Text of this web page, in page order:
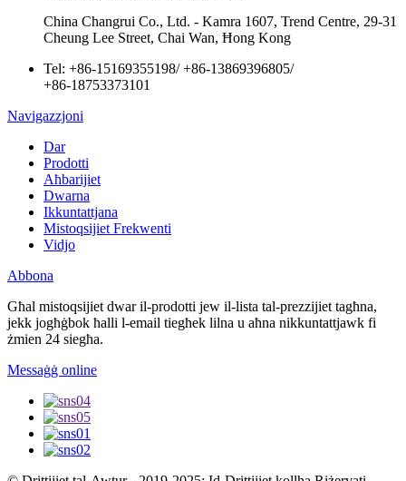
China Changrui Co., Ltd. - Kamra 1607, Trend Centre, 29-31
Cheung Lee Street, Chai Wan, Ħong Kong
Tel: +86-15169355198/+86-13869396805/
+86-18753373101
Navigazzjoni
Dar
Prodotti
Aħbarijiet
Dwarna
Ikkuntattjana
Mistoqsijiet Frekwenti
Vidjo
Abbona
Għal mistoqsijiet dwar il-prodotti jew il-lista tal-prezzijiet tagħna,
jekk jogħġbok ħalli l-email tiegħek lilna u aħna nikkuntattjawk fi
żmien 24 siegħa.
Messaġġ online